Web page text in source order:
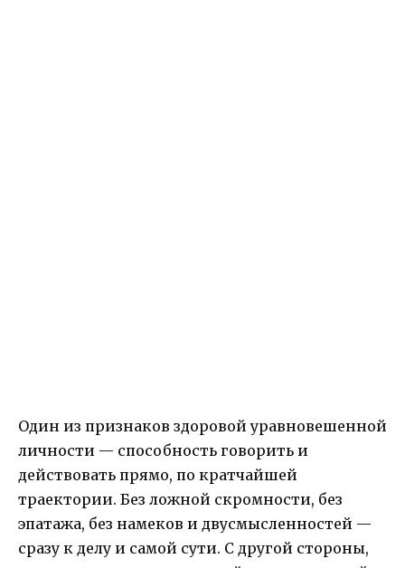
Один из признаков здоровой уравновешенной
личности — способность говорить и
действовать прямо, по кратчайшей
траектории. Без ложной скромности, без
эпатажа, без намеков и двусмысленностей —
сразу к делу и самой сути. С другой стороны,